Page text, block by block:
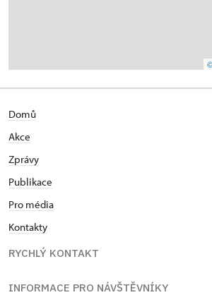
Domů
Akce
Zprávy
Publikace
Pro média
Kontakty
RYCHLÝ KONTAKT
INFORMACE PRO NÁVŠTĚVNÍKY